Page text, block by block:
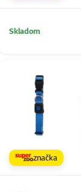
Skladom
značka